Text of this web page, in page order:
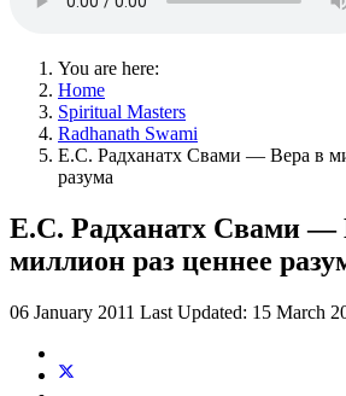
You are here:
Home
Spiritual Masters
Radhanath Swami
Е.С. Радханатх Свами — Вера в
разума
Е.С. Радханатх Свами —
миллион раз ценнее
06 January 2011 Last Updated: 15 March